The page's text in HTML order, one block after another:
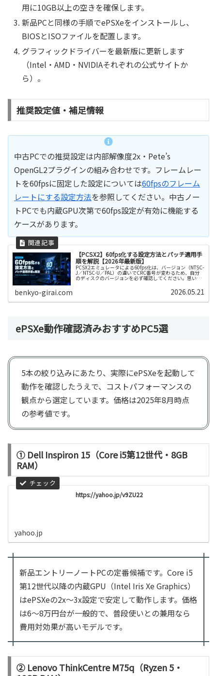
用に10GB以上の空きを確保します。
新品PCと同様の手順でePSXeをインストールし、
BIOSとISOファイルを配置します。
グラフィックドライバーを最新版に更新します
（Intel・AMD・NVIDIAそれぞれの公式サイトか
ら）。
推奨設定値・補足情報
中古PCでの推奨設定は内部解像度2x・Pete’s
OpenGL2プラグインの組み合わせです。フレームレー
トを60fpsに固定した設定については60fpsのフレーム
レートにする設定方法を参照してください。中古ノー
トPCでも内蔵GPU次第で60fps設定が有効に機能する
ケースがあります。
【PCSX2】60fps化する設定方法とパッチ適用手
順を解説【2026年最新版】
PCSX2エミュレータによる60fps化は、バージョン（NTSC-
J／NTSC-U／PAL）の違いでCRC番号が変わるため、自分
のディスクのバージョンを必ず確認してください。思い出
ミュレータは今も活発に開発が続いており、対応タイトル
benkyo-girai.com 2026.05.21
ePSXe動作確認済みおすすめPC5選
5本の絞り込みにあたり、実際にePSXeを起動して
動作を確認したうえで、コストパフォーマンスの
観点から選定しています。価格は2025年8月時点
の参考値です。
① Dell Inspiron 15（Core i5第12世代・8GB
RAM）
https://yahoo.jp/v9ZU22
yahoo.jp
新品エントリーノートPCの定番候補です。Core i5
第12世代以降の内蔵GPU（Intel Iris Xe Graphics）
はePSXeの2x〜3x設定で安定して動作します。価格
は6〜8万円台が一般的で、普段使いとの兼用なら
費用対効果が高いモデルです。
② Lenovo ThinkCentre M75q（Ryzen 5・